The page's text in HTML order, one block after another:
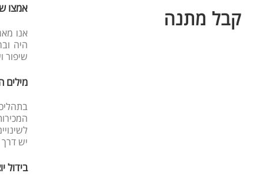
אמצו
אנו
היה
שיפור
מילים
המכירות
יש
בידול
קבל מתנה